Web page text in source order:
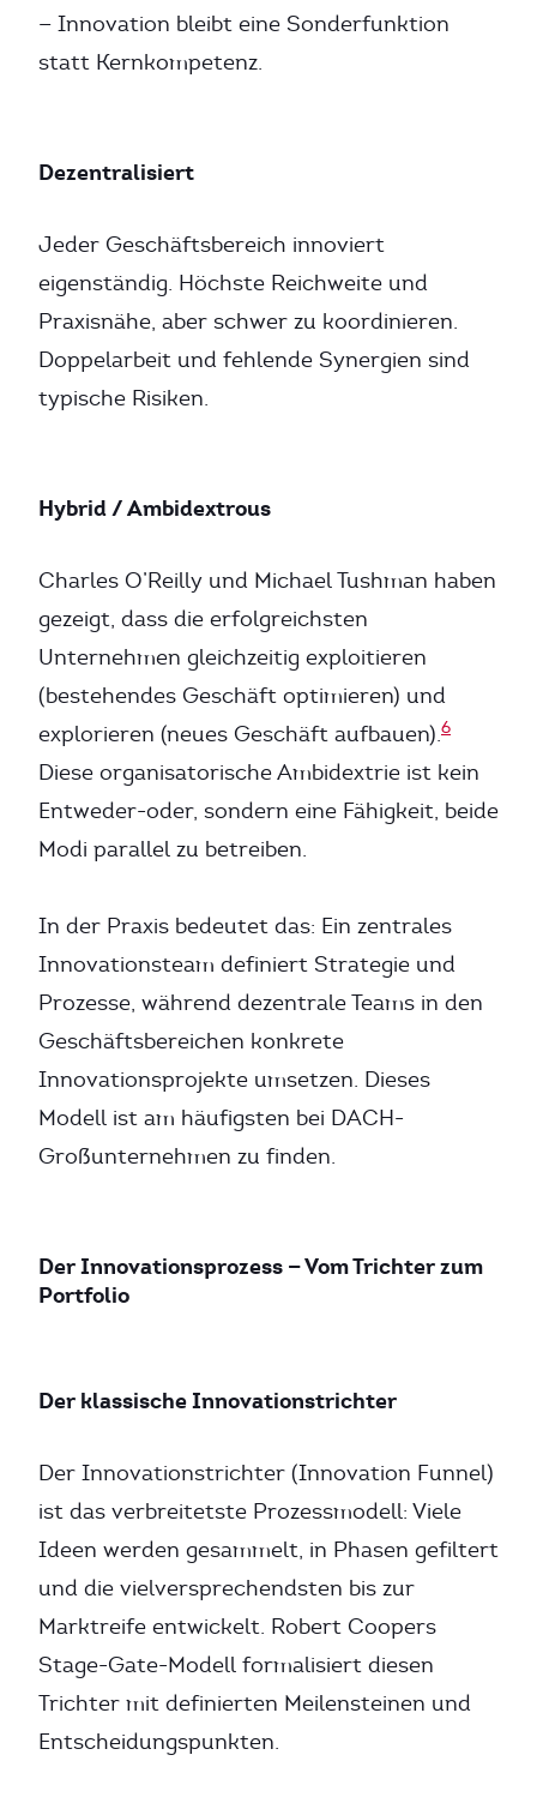
— Innovation bleibt eine Sonderfunktion
statt Kernkompetenz.
Dezentralisiert
Jeder Geschäftsbereich innoviert
eigenständig. Höchste Reichweite und
Praxisnähe, aber schwer zu koordinieren.
Doppelarbeit und fehlende Synergien sind
typische Risiken.
Hybrid / Ambidextrous
Charles O’Reilly und Michael Tushman haben
gezeigt, dass die erfolgreichsten
Unternehmen gleichzeitig exploitieren
(bestehendes Geschäft optimieren) und
explorieren (neues Geschäft aufbauen).6
Diese organisatorische Ambidextrie ist kein
Entweder-oder, sondern eine Fähigkeit, beide
Modi parallel zu betreiben.
In der Praxis bedeutet das: Ein zentrales
Innovationsteam definiert Strategie und
Prozesse, während dezentrale Teams in den
Geschäftsbereichen konkrete
Innovationsprojekte umsetzen. Dieses
Modell ist am häufigsten bei DACH-
Großunternehmen zu finden.
Der Innovationsprozess — Vom Trichter zum
Portfolio
Der klassische Innovationstrichter
Der Innovationstrichter (Innovation Funnel)
ist das verbreitetste Prozessmodell: Viele
Ideen werden gesammelt, in Phasen gefiltert
und die vielversprechendsten bis zur
Marktreife entwickelt. Robert Coopers
Stage-Gate-Modell formalisiert diesen
Trichter mit definierten Meilensteinen und
Entscheidungspunkten.